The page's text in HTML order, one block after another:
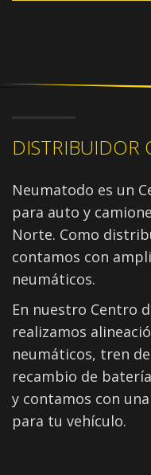
DISTRIBUIDOR
Neumatodo es un
para auto y
Norte. Como
contamos con
neumáticos.
En nuestro Centro
realizamos
neumáticos, tren
recambio de
y contamos con
para tu vehículo.